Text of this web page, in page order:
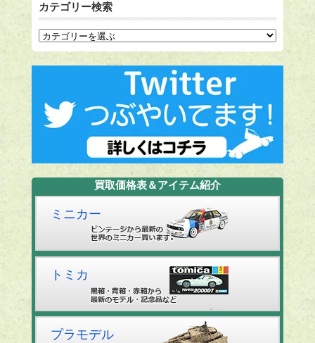
カテゴリー検索
買取価格表＆アイテム紹介
ミニカー
トミカ
プラモデル